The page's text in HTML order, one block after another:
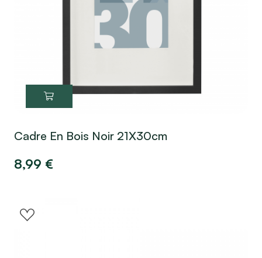
Cadre En Bois Noir 21X30cm
8,99 €